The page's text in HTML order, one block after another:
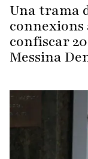
Una trama
confiscar
Messina